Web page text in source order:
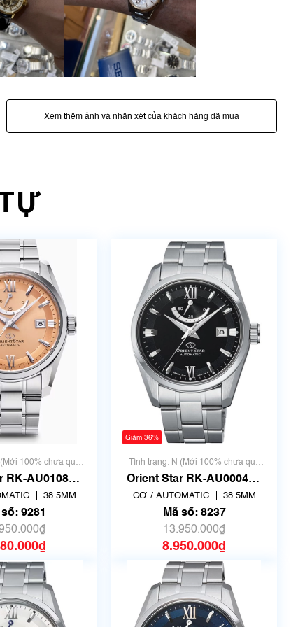
Xem thêm ảnh và nhận xét của khách hàng đã mua
(Mới 100% chưa qua
dụng)
RK-AU0108G |
| Mã số 9281
38.5MM
số: 9281
Giảm 36%
Tình trạng: N (Mới 100% chưa qua
sử dụng)
Orient Star RK-AU0004B |
F6N4-UAD0 | Size 38.5mm
| Mã số 8237
CƠ / AUTOMATIC 38.5MM
Mã số: 8237
13.950.000₫
8.950.000₫